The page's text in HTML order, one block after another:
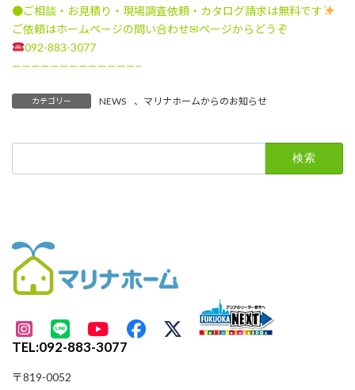
●ご相談・お見積り・現場調査依頼・カタログ請求は無料です
ご依頼はホームページの問い合わせ✉ページからどうぞ
092-883-3077
—————————————–
カテゴリー NEWS 、 マリナホームからのお知らせ
TEL:092-883-3077
〒819-0052